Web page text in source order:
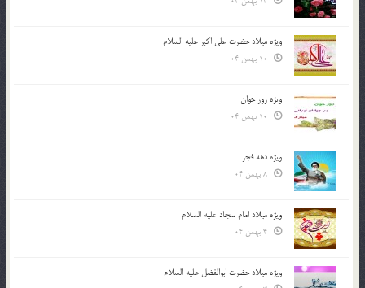
ویژه میلاد حضرت علی اکبر علیه السلام
ویژه روز جوان
ویژه دهه فجر
ویژه میلاد امام سجاد علیه السلام
ویژه میلاد حضرت ابوالفضل علیه السلام